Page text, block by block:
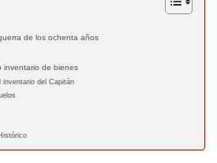
de los ochenta años
inventario de bienes
inventario del Capitán